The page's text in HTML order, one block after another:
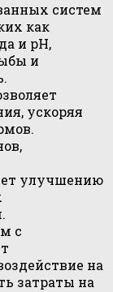
систем
как
и pH,
и
ускоряя
улучшению
с
на
затраты на